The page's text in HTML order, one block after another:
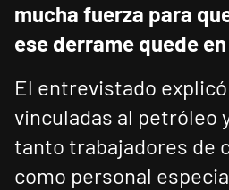
mucha fuerza para
ese derrame quede
El entrevistado
vinculadas al petróleo
tanto trabajadores de
como personal